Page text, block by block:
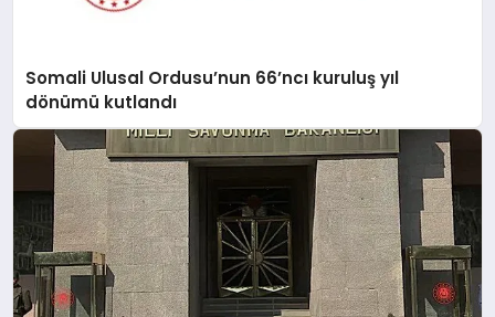
EKONOMI
HABERLER
MAGAZIN
Somali Ulusal Ordusu’nun 66’ncı kuruluş yıl
dönümü kutlandı